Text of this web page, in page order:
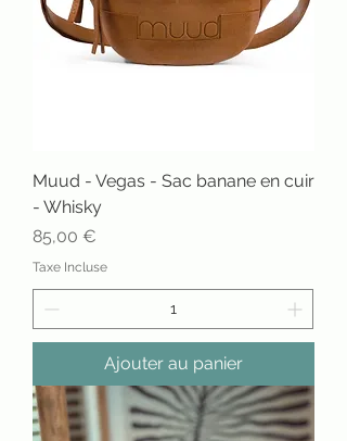
Muud - Vegas - Sac banane en cuir
- Whisky
Prix
85,00 €
Taxe Incluse
Ajouter au panier